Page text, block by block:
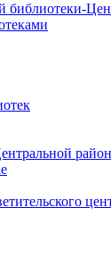
библиотеки-